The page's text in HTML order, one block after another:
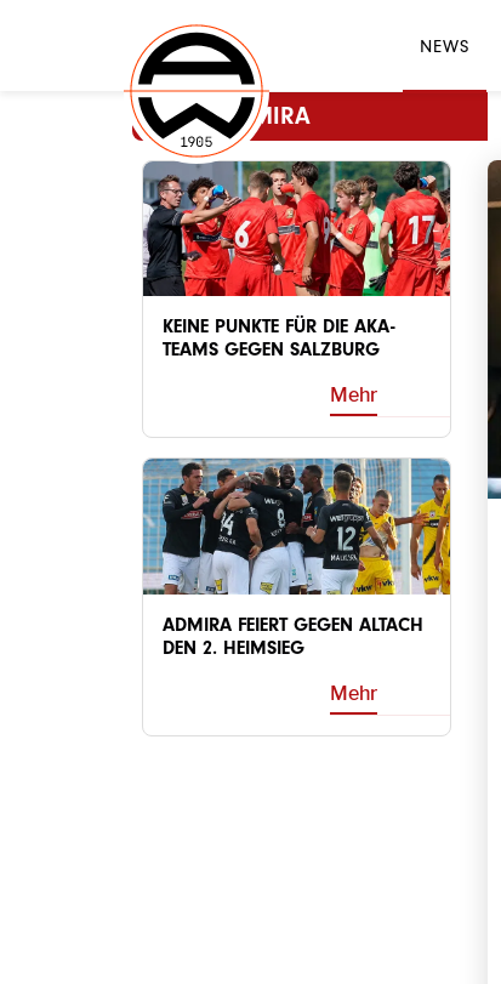
NEWS
MEHR ADMIRA
KEINE PUNKTE FÜR DIE AKA-
TEAMS GEGEN SALZBURG
Mehr
ADMIRA FEIERT GEGEN ALTACH
DEN 2. HEIMSIEG
Mehr